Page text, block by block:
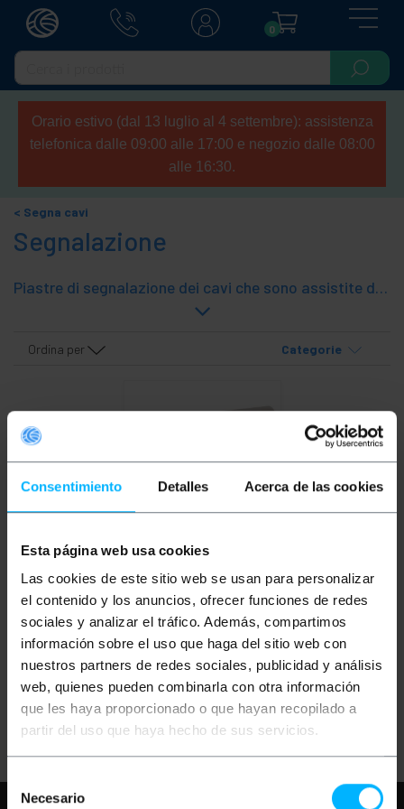
Consentimiento Detalles Acerca de las cookies
Esta página web usa cookies
Las cookies de este sitio web se usan para personalizar
el contenido y los anuncios, ofrecer funciones de redes
sociales y analizar el tráfico. Además, compartimos
información sobre el uso que haga del sitio web con
nuestros partners de redes sociales, publicidad y análisis
web, quienes pueden combinarla con otra información
que les haya proporcionado o que hayan recopilado a
partir del uso que haya hecho de sus servicios.
Selección
Necesario
0
Orario estivo (dal 13 luglio al 4 settembre): assistenza
telefonica dalle 09:00 alle 17:00 e negozio dalle 08:00
alle 16:30.
Segna cavi
Segnalazione
Piastre di segnalazione dei cavi che sono assistite da flange. Questi cavi possono identificare ciascuno dei cavi in ??un impianto. È possibile scrivere codice direttamente con una penna o applicare un'etichetta con il codice.
Ordina per Categorie
marcatura 26x16mm per
fascette fino a 4mm 100
unità
PVP
2,27€
2,27€ IVA inc.
PVD
1,78€
Consegna immediata
REF:
Quantità